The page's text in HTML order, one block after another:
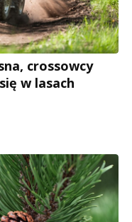
crossowcy
w lasach